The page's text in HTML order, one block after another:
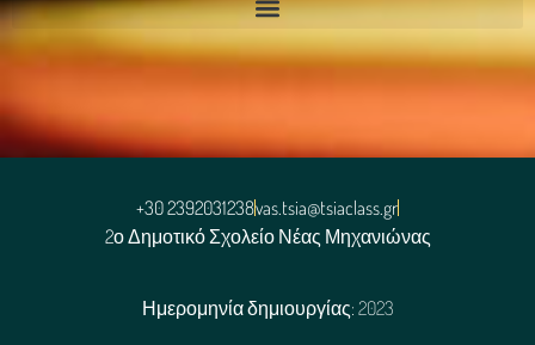
Ημερομηνία δημιουργίας: 2023
+30 2392031238vas.tsia@tsiaclass.gr
2ο Δημοτικό Σχολείο Νέας Μηχανιώνας